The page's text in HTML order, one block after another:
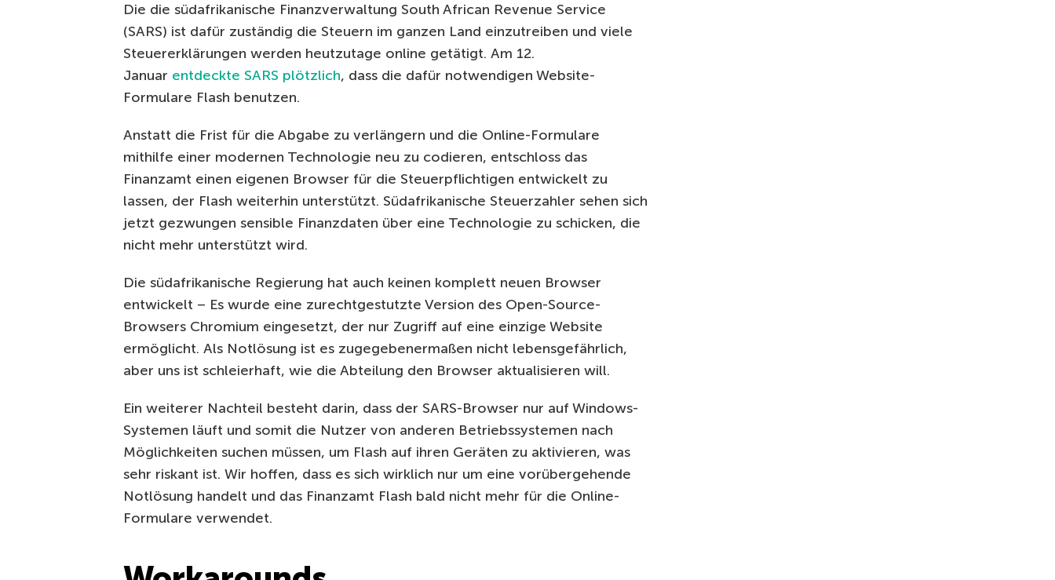
Die die südafrikanische Finanzverwaltung South African Revenue Service
(SARS) ist dafür zuständig die Steuern im ganzen Land einzutreiben und viele
Steuererklärungen werden heutzutage online getätigt. Am 12.
Januar entdeckte SARS plötzlich, dass die dafür notwendigen Website-
Formulare Flash benutzen.
Anstatt die Frist für die Abgabe zu verlängern und die Online-Formulare
mithilfe einer modernen Technologie neu zu codieren, entschloss das
Finanzamt einen eigenen Browser für die Steuerpflichtigen entwickelt zu
lassen, der Flash weiterhin unterstützt. Südafrikanische Steuerzahler sehen sich
jetzt gezwungen sensible Finanzdaten über eine Technologie zu schicken, die
nicht mehr unterstützt wird.
Die südafrikanische Regierung hat auch keinen komplett neuen Browser
entwickelt – Es wurde eine zurechtgestutzte Version des Open-Source-
Browsers Chromium eingesetzt, der nur Zugriff auf eine einzige Website
ermöglicht. Als Notlösung ist es zugegebenermaßen nicht lebensgefährlich,
aber uns ist schleierhaft, wie die Abteilung den Browser aktualisieren will.
Ein weiterer Nachteil besteht darin, dass der SARS-Browser nur auf Windows-
Systemen läuft und somit die Nutzer von anderen Betriebssystemen nach
Möglichkeiten suchen müssen, um Flash auf ihren Geräten zu aktivieren, was
sehr riskant ist. Wir hoffen, dass es sich wirklich nur um eine vorübergehende
Notlösung handelt und das Finanzamt Flash bald nicht mehr für die Online-
Formulare verwendet.